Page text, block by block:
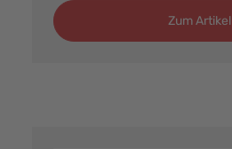
Zum Artikel